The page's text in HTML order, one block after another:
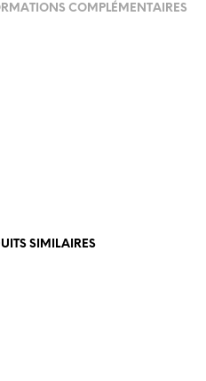
COMPLÉMENTAIRES
SIMILAIRES